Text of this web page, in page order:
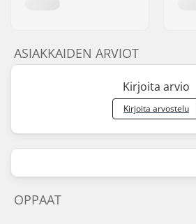
ASIAKKAIDEN ARVIOT
Kirjoita arvio
Kirjoita arvostelu
OPPAAT